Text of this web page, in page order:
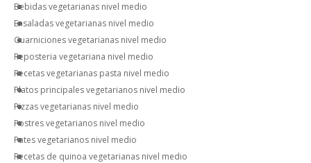
Bebidas vegetarianas nivel medio
Ensaladas vegetarianas nivel medio
Guarniciones vegetarianas nivel medio
Reposteria vegetariana nivel medio
Recetas vegetarianas pasta nivel medio
Platos principales vegetarianos nivel medio
Pizzas vegetarianas nivel medio
Postres vegetarianos nivel medio
Pates vegetarianos nivel medio
Recetas de quinoa vegetarianas nivel medio